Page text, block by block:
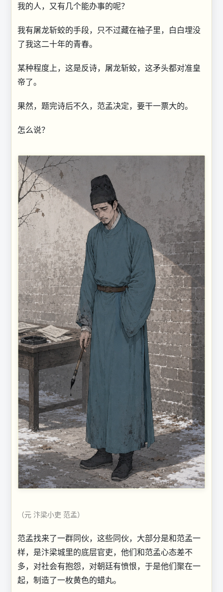
我的人，又有几个能办事的呢？
我有屠龙斩蛟的手段，只不过藏在袖子里，白白埋没
了我这二十年的青春。
某种程度上，这是反诗，屠龙斩蛟，这矛头都对准皇
帝了。
果然，题完诗后不久，范孟决定，要干一票大的。
怎么说？
（元 汴梁小吏 范孟）
范孟找来了一群同伙，这些同伙，大部分是和范孟一
样，是汴梁城里的底层官吏，他们和范孟心态差不
多，对社会有抱怨，对朝廷有愤恨，于是他们聚在一
起，制造了一枚黄色的蜡丸。